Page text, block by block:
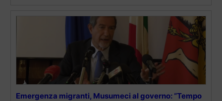
Emergenza migranti, Musumeci al governo: “Tempo